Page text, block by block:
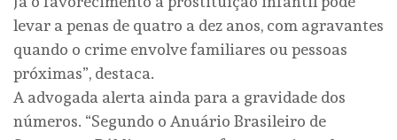
levar a penas de quatro a dez anos, com agravantes
quando o crime envolve familiares ou pessoas
próximas”, destaca.
A advogada alerta ainda para a gravidade dos
números. “Segundo o Anuário Brasileiro de